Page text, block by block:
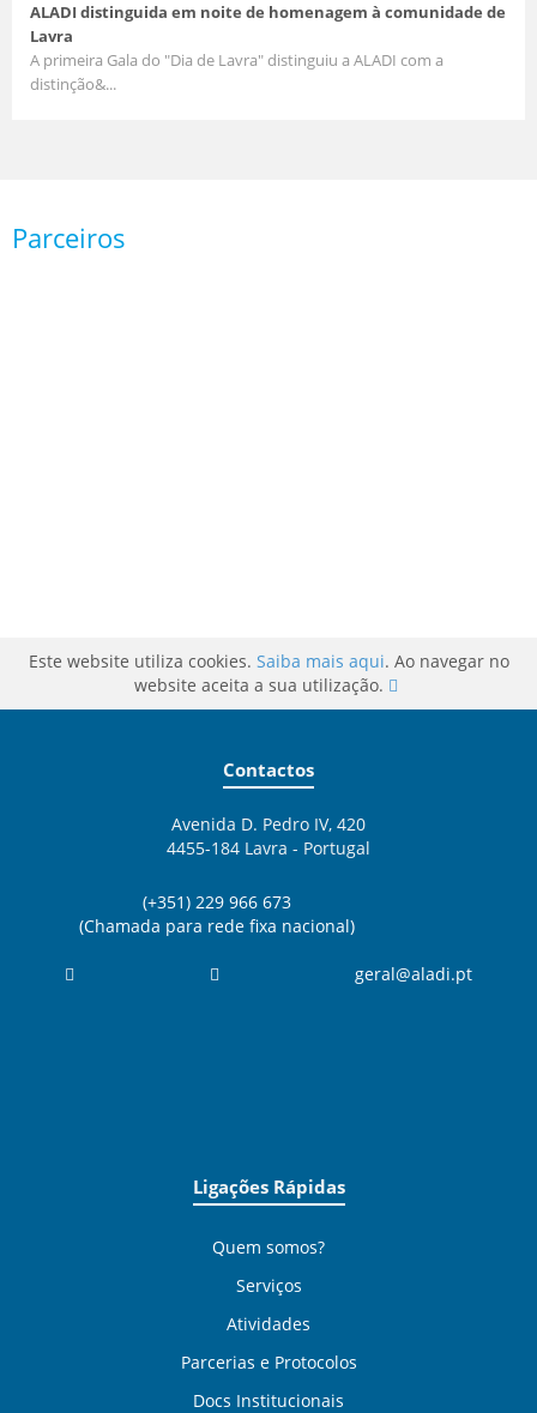
ALADI distinguida em noite de homenagem à comunidade de
Lavra
A primeira Gala do "Dia de Lavra" distinguiu a ALADI com a
distinção&...
Parceiros
Este website utiliza cookies. Saiba mais aqui. Ao navegar no
website aceita a sua utilização.
Contactos
Avenida D. Pedro IV, 420
4455-184 Lavra - Portugal
(+351) 229 966 673
(Chamada para rede fixa nacional)
geral@aladi.pt
Ligações Rápidas
Quem somos?
Serviços
Atividades
Parcerias e Protocolos
Docs Institucionais